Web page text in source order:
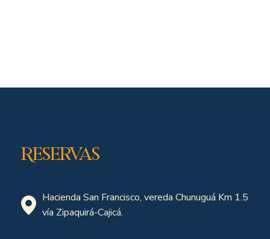
Reservas
Hacienda San Francisco, vereda Chunuguá Km 1.5
vía Zipaquirá-Cajicá.